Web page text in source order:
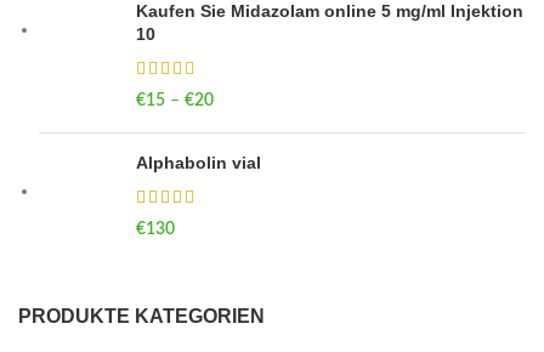
Kaufen Sie Midazolam online 5 mg/ml Injektion
10
€15 – €20
Alphabolin vial
€130
PRODUKTE KATEGORIEN